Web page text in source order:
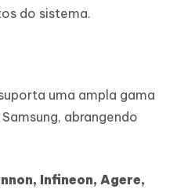
do sistema.
uma ampla gama
abrangendo
Infineon, Agere,